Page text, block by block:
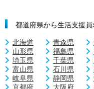
都道府県から生活支援
北海道 青森県
山形県
福島県
埼玉県
千葉県
富山県
石川県
岐阜県
静岡県
京都府
大阪府